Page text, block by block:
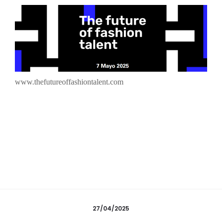
www.thefutureoffashiontalent.com
27/04/2025